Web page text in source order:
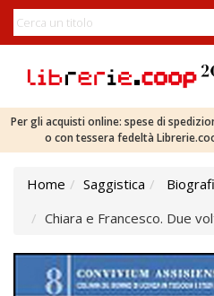
Per gli acquisti online: spese di
o con tessera fedeltà
Home Saggistica
Chiara e Francesco. Due